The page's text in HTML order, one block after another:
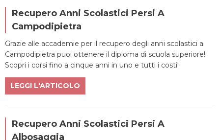
Recupero Anni Scolastici Persi A
Campodipietra
Grazie alle accademie per il recupero degli anni scolastici a
Campodipietra puoi ottenere il diploma di scuola superiore!
Scopri i corsi fino a cinque anni in uno e tutti i costi!
LEGGI L'ARTICOLO
Recupero Anni Scolastici Persi A
Albosaggia